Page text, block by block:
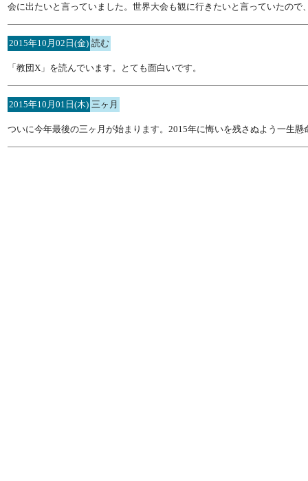
会に出たいと言っていました。世界大会も観に行きたいと言っていたの
2015年10月02日(金) 読む
「教団X」を読んでいます。とても面白いです。
2015年10月01日(木) 三ヶ月
ついに今年最後の三ヶ月が始まります。2015年に悔いを残さぬよう一生